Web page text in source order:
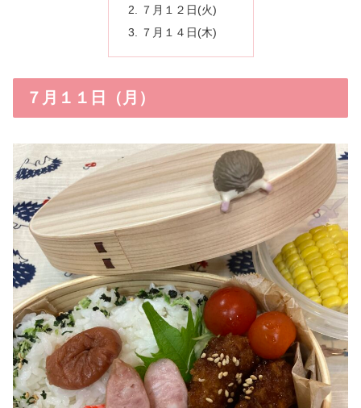
７月１２日(火)
７月１４日(木)
７月１１日（月）